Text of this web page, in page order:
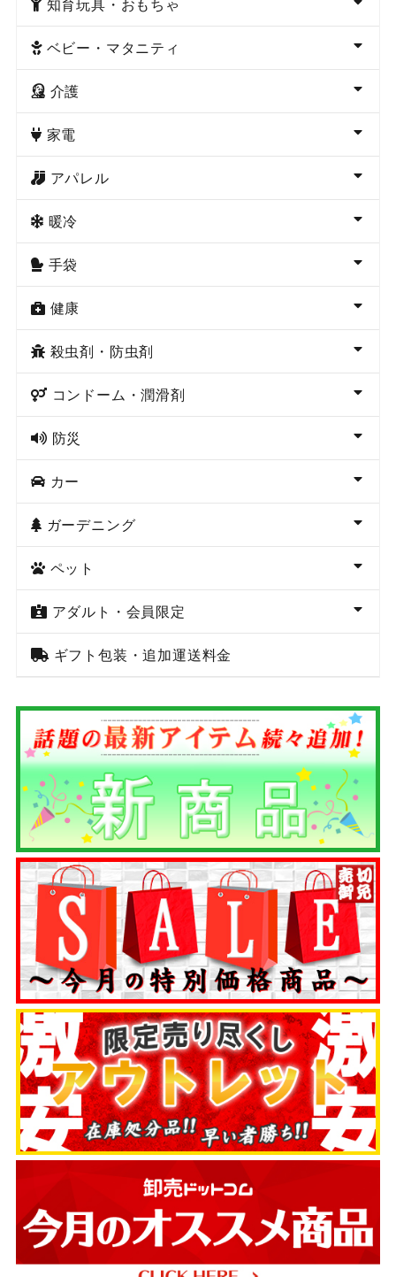
知育玩具・おもちゃ
ベビー・マタニティ
介護
家電
アパレル
暖冷
手袋
健康
殺虫剤・防虫剤
コンドーム・潤滑剤
防災
カー
ガーデニング
ペット
アダルト・会員限定
ギフト包装・追加運送料金